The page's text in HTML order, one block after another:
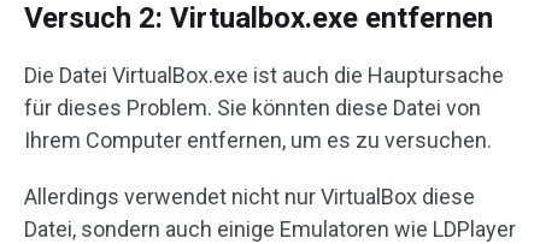
Versuch 2: Virtualbox.exe entfernen
Die Datei VirtualBox.exe ist auch die Hauptursache
für dieses Problem. Sie könnten diese Datei von
Ihrem Computer entfernen, um es zu versuchen.
Allerdings verwendet nicht nur VirtualBox diese
Datei, sondern auch einige Emulatoren wie LDPlayer